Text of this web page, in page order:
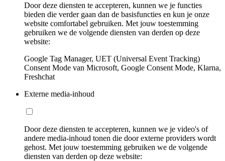
Door deze diensten te accepteren, kunnen we je functies
bieden die verder gaan dan de basisfuncties en kun je onze
website comfortabel gebruiken. Met jouw toestemming
gebruiken we de volgende diensten van derden op deze
website:
Google Tag Manager, UET (Universal Event Tracking)
Consent Mode van Microsoft, Google Consent Mode, Klarna,
Freshchat
Externe media-inhoud
Door deze diensten te accepteren, kunnen we je video's of
andere media-inhoud tonen die door externe providers wordt
gehost. Met jouw toestemming gebruiken we de volgende
diensten van derden op deze website: